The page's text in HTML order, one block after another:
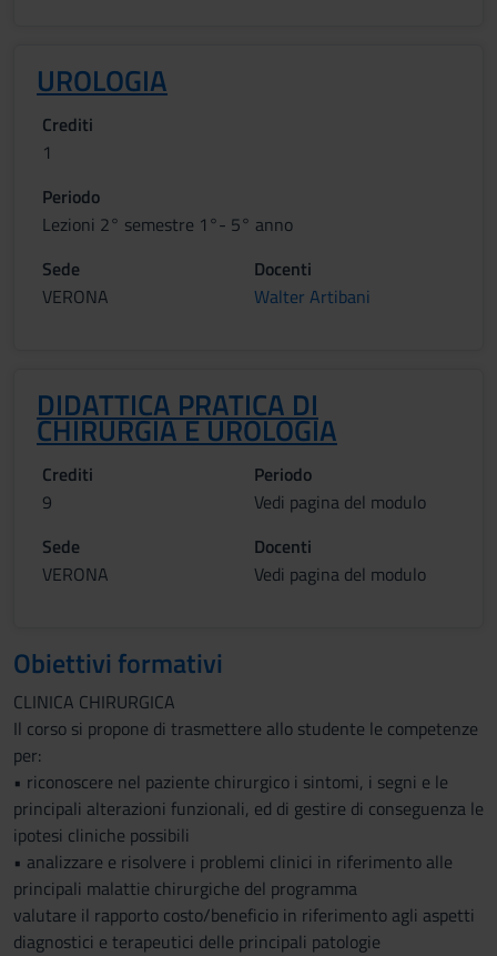
UROLOGIA
Crediti
1
Periodo
Lezioni 2° semestre 1°- 5° anno
Sede
VERONA
Docenti
Walter Artibani
DIDATTICA PRATICA DI
CHIRURGIA E UROLOGIA
Crediti
9
Periodo
Vedi pagina del modulo
Sede
VERONA
Docenti
Vedi pagina del modulo
Obiettivi formativi
CLINICA CHIRURGICA
Il corso si propone di trasmettere allo studente le competenze
per:
• riconoscere nel paziente chirurgico i sintomi, i segni e le
principali alterazioni funzionali, ed di gestire di conseguenza le
ipotesi cliniche possibili
• analizzare e risolvere i problemi clinici in riferimento alle
principali malattie chirurgiche del programma
valutare il rapporto costo/beneficio in riferimento agli aspetti
diagnostici e terapeutici delle principali patologie